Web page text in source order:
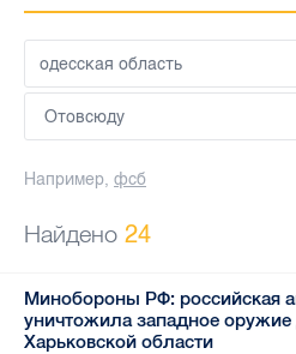
Например, фсб
Найдено 24
Минобороны РФ: российская
уничтожила западное
Харьковской области